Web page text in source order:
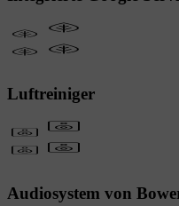
Luftreiniger
Audiosystem von